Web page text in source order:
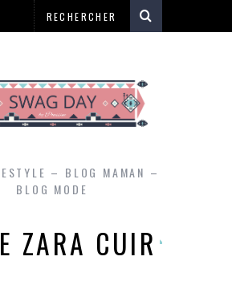
– BLOG MAMAN –
BLOG MODE
ZARA CUIR